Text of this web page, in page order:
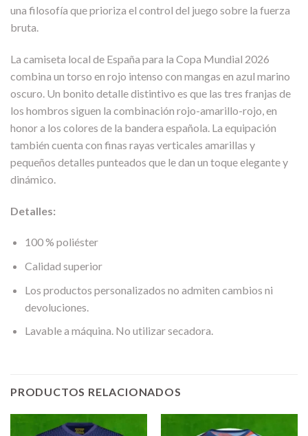
una filosofía que prioriza el control del juego sobre la fuerza
bruta.
La camiseta local de España para la Copa Mundial 2026
combina un torso en rojo intenso con mangas en azul marino
oscuro. Un bonito detalle distintivo es que las tres franjas de
los hombros siguen la combinación rojo-amarillo-rojo, en
honor a los colores de la bandera española. La equipación
también cuenta con finas rayas verticales amarillas y
pequeños detalles punteados que le dan un toque elegante y
dinámico.
Detalles:
100 % poliéster
Calidad superior
Los productos personalizados no admiten cambios ni
devoluciones.
Lavable a máquina. No utilizar secadora.
PRODUCTOS RELACIONADOS